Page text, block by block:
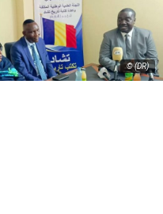
© (DR)